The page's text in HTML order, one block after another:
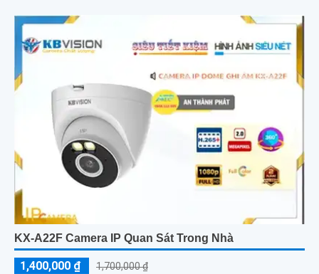
KX-A22F Camera IP Quan Sát Trong Nhà
1,400,000 ₫ 1,700,000 ₫